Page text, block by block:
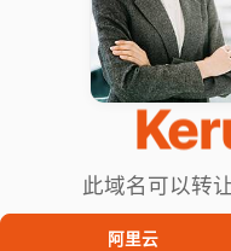
此域名可以转
阿里云